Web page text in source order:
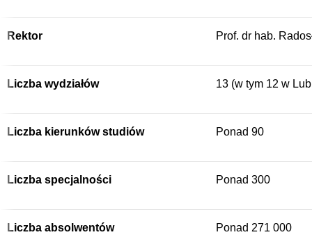
Rektor Prof. dr hab.
Liczba wydziałów 13 (w tym 12 w
Liczba kierunków studiów Ponad 90
Liczba specjalności Ponad 300
Liczba absolwentów Ponad 271 000